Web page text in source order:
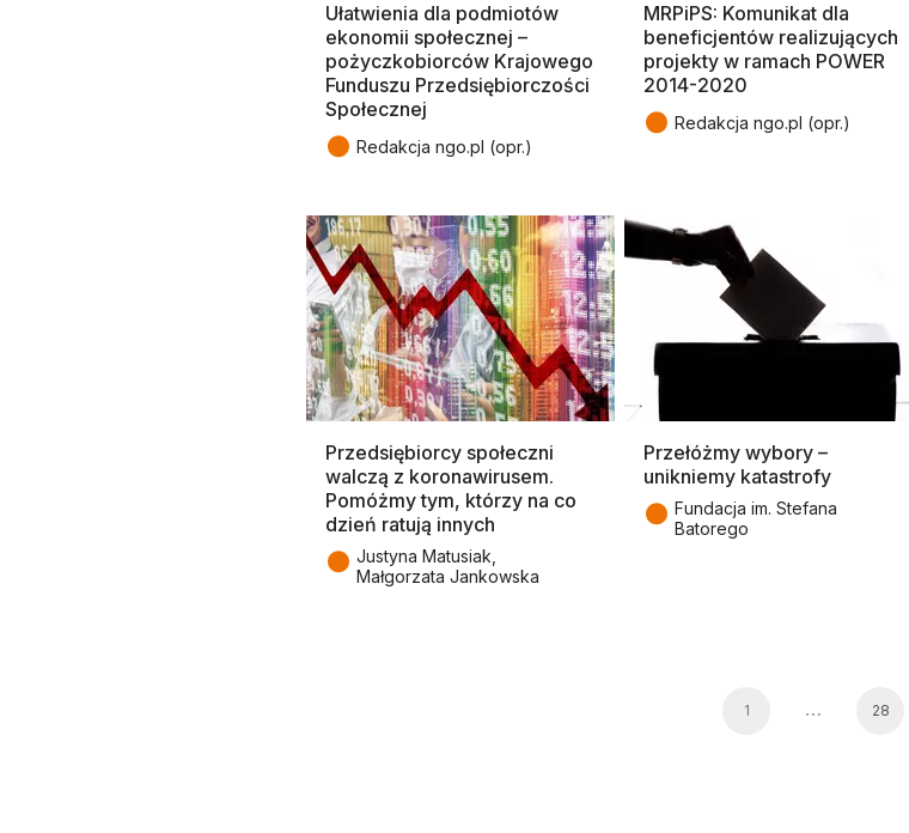
Ułatwienia dla podmiotów
ekonomii społecznej –
pożyczkobiorców Krajowego
Funduszu Przedsiębiorczości
Społecznej
● Redakcja ngo.pl (opr.)
MRPiPS: Komunikat dla
beneficjentów realizujących
projekty w ramach POWER
2014-2020
● Redakcja ngo.pl (opr.)
Przedsiębiorcy społeczni
walczą z koronawirusem.
Pomóżmy tym, którzy na co
dzień ratują innych
● Justyna Matusiak,
Małgorzata Jankowska
Przełóżmy wybory –
unikniemy katastrofy
● Fundacja im. Stefana
Batorego
1 … 28